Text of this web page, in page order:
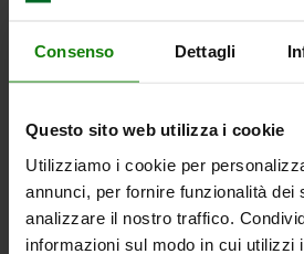
Consenso Dettagli
Questo sito web utilizza i cookie
Utilizziamo i cookie per
annunci, per fornire funzionalità dei
analizzare il nostro traffico.
informazioni sul modo in cui utilizzi
D2=33 L1=28 L2=12 L3=25 HUB S=6
Bestellnummer:
41,61 €
zzgl. Versandkosten
03096-10 DE